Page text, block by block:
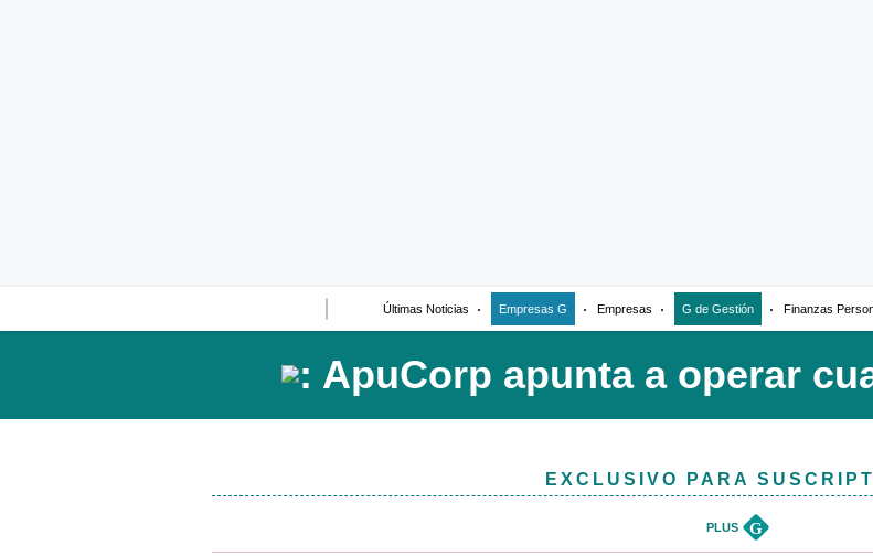
Últimas Noticias Empresas G Empresas G de Gestión Finanzas
EXCLUSIVO PARA
PLUS G